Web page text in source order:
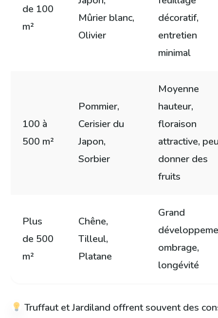
de 100
m²
Mûrier blanc,
Olivier
décoratif,
entretien
minimal
100 à
500 m²
Pommier,
Cerisier du
Japon,
Sorbier
Moyenne
hauteur,
floraison
attractive,
donner des
fruits
Plus
de 500
m²
Chêne,
Tilleul,
Platane
Grand
ombrage,
longévité
Truffaut et Jardiland offrent souvent des